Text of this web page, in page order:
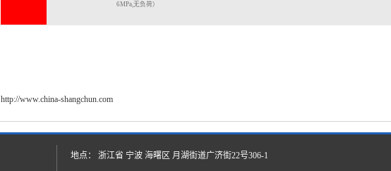
6MPa,无负荷）
http://www.china-shangchun.com
地点： 浙江省 宁波 海曙区 月湖街道广济街22号306-1